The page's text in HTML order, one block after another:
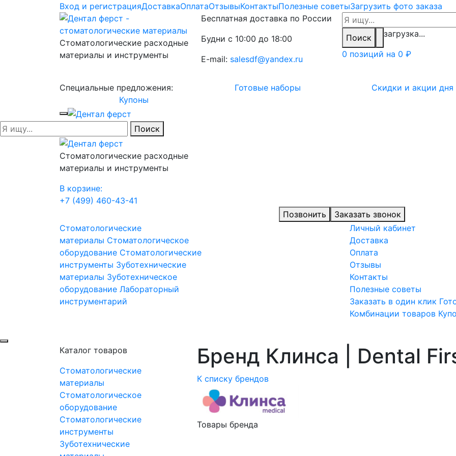
Вход и регистрацияДоставкаОплатаОтзывыКонтактыПолезные советыЗагрузить фото заказа
Стоматологические расходные
материалы и инструменты
Бесплатная доставка по России
Будни с 10:00 до 18:00
E-mail: salesdf@yandex.ru
Поиск
загрузка...
0 позиций на 0 ₽
Специальные предложения: Готовые наборы
Скидки и акции дня
Купоны
Поиск
Стоматологические расходные
материалы и инструменты
В корзине:
+7 (499) 460-43-41
Позвонить
Заказать звонок
Стоматологические
материалы Стоматологическое
оборудование Стоматологические
инструменты Зуботехнические
материалы Зуботехническое
оборудование Лабораторный
инструментарий
Личный кабинет
Доставка
Оплата
Отзывы
Контакты
Полезные советы
Заказать в один клик
Комбинации товаров
Каталог товаров
Стоматологические
материалы
Стоматологическое
оборудование
Стоматологические
инструменты
Зуботехнические
Бренд Клинса | Dental
К списку брендов
Товары бренда